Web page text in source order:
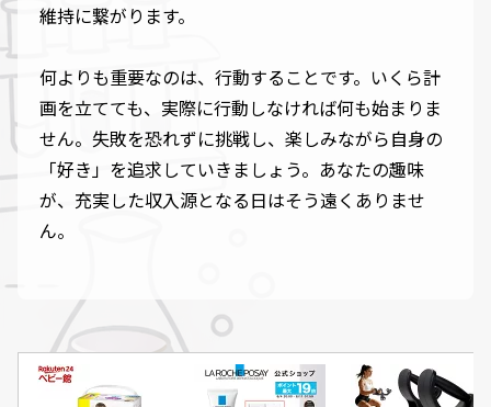
維持に繋がります。
何よりも重要なのは、行動することです。いくら計
画を立てても、実際に行動しなければ何も始まりま
せん。失敗を恐れずに挑戦し、楽しみながら自身の
「好き」を追求していきましょう。あなたの趣味
が、充実した収入源となる日はそう遠くありませ
ん。